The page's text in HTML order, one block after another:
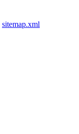
sitemap.xml